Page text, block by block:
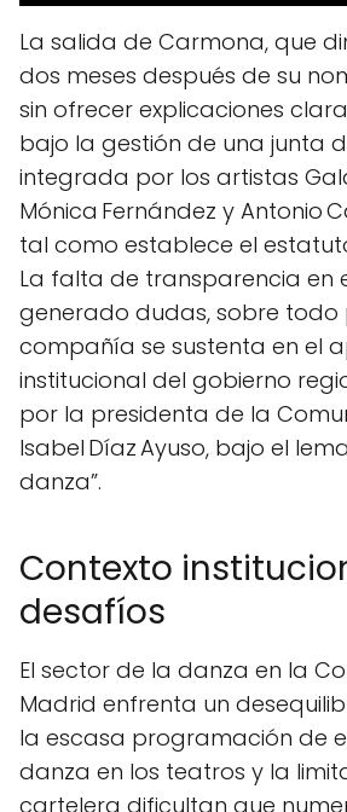
La salida de Carmona, que
dos meses después de su
sin ofrecer explicaciones
bajo la gestión de una junta
integrada por los artistas
Mónica Fernández y Antonio
tal como establece el
La falta de transparencia en
generado dudas, sobre todo
compañía se sustenta en el
institucional del gobierno
por la presidenta de la
Isabel Díaz Ayuso, bajo el
danza”.
Contexto
desafíos
El sector de la danza en la
Madrid enfrenta un
la escasa programación de
danza en los teatros y la
cartelera dificultan que